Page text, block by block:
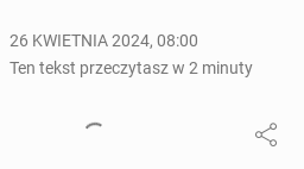
26 KWIETNIA 2024, 08:00
Ten tekst przeczytasz w 2 minuty